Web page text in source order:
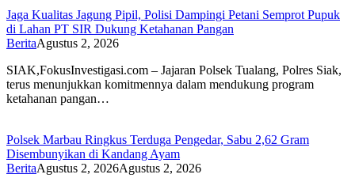
Jaga Kualitas Jagung Pipil, Polisi Dampingi Petani Semprot Pupuk
di Lahan PT SIR Dukung Ketahanan Pangan
BeritaAgustus 2, 2026
SIAK,FokusInvestigasi.com – Jajaran Polsek Tualang, Polres Siak,
terus menunjukkan komitmennya dalam mendukung program
ketahanan pangan…
Polsek Marbau Ringkus Terduga Pengedar, Sabu 2,62 Gram
Disembunyikan di Kandang Ayam
BeritaAgustus 2, 2026Agustus 2, 2026